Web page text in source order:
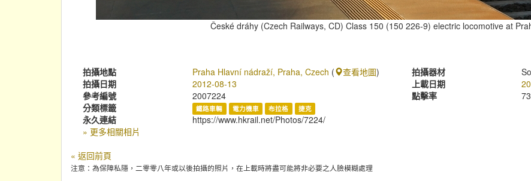
České dráhy (Czech Railways, CD) Class 150 (150 226-9) electric locomotive at
拍攝地點 Praha Hlavní nádraží, Praha, Czech ( 查看地圖) 拍攝器材
拍攝日期
2012-08-13 上載日期
參考編號
2007224 點擊率
分類標籤
鐵路車輛 電力機車 布拉格 捷克
永久連結
https://www.hkrail.net/Photos/7224/
» 更多相關相片
« 返回前頁
注意：為保障私隱，二零零八年或以後拍攝的照片，在上載時將盡可能將非必要之人臉模糊處理